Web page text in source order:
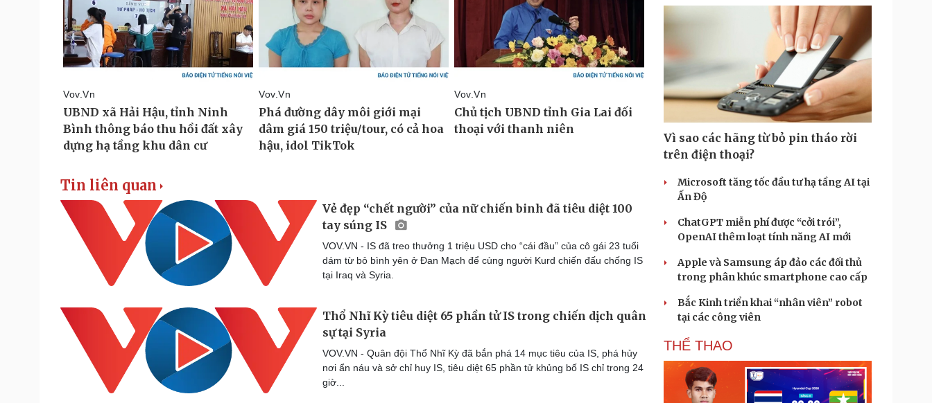
Tin liên quan
Vẻ đẹp “chết người” của nữ chiến binh đã tiêu diệt 100
tay súng IS
VOV.VN - IS đã treo thưởng 1 triệu USD cho “cái đầu” của cô gái 23 tuổi
dám từ bỏ bình yên ở Đan Mạch để cùng người Kurd chiến đấu chống IS
tại Iraq và Syria.
Thổ Nhĩ Kỳ tiêu diệt 65 phần tử IS trong chiến dịch quân
sự tại Syria
VOV.VN - Quân đội Thổ Nhĩ Kỳ đã bắn phá 14 mục tiêu của IS, phá hủy
nơi ẩn náu và sở chỉ huy IS, tiêu diệt 65 phần tử khủng bố IS chỉ trong 24
giờ...
Vì sao các hãng từ bỏ pin tháo rời
trên điện thoại?
Microsoft tăng tốc đầu tư hạ tầng AI tại
Ấn Độ
ChatGPT miễn phí được “cởi trói”,
OpenAI thêm loạt tính năng AI mới
Apple và Samsung áp đảo các đối thủ
trong phân khúc smartphone cao cấp
Bắc Kinh triển khai “nhân viên” robot
tại các công viên
THỂ THAO